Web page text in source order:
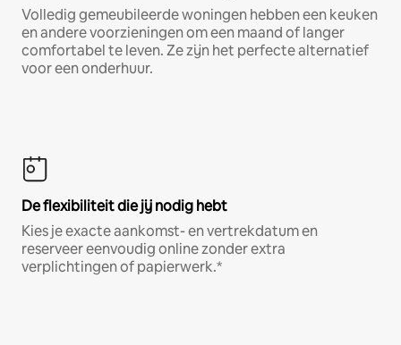
Volledig gemeubileerde woningen hebben een keuken
en andere voorzieningen om een maand of langer
comfortabel te leven. Ze zijn het perfecte alternatief
voor een onderhuur.
De flexibiliteit die jij nodig hebt
Kies je exacte aankomst- en vertrekdatum en
reserveer eenvoudig online zonder extra
verplichtingen of papierwerk.*